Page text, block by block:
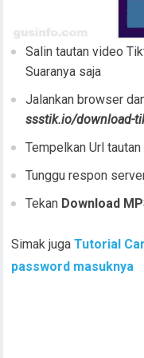
Salin tautan video
Suaranya saja
Jalankan browser
ssstik.io/download-
Tempelkan Url
Tunggu respon
Tekan Download
Simak jugaTutorial
password masuknya